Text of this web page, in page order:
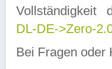
DL-DE->Zero-
Bei Fragen oder